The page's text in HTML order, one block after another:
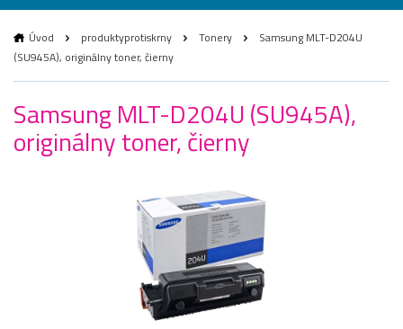
Úvod produktyprotiskrny Tonery
Samsung MLT-D204U
(SU945A), originálny toner, čierny
Samsung MLT-D204U (SU945A),
originálny toner, čierny